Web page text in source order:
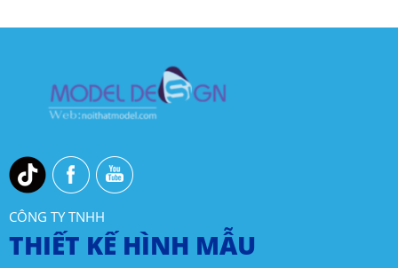
CÔNG TY TNHH
THIẾT KẾ HÌNH MẪU